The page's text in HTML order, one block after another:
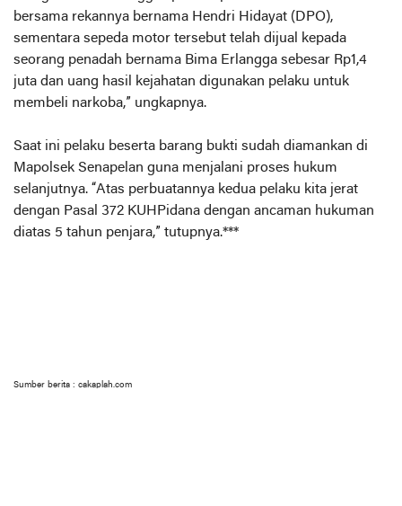
bersama rekannya bernama Hendri Hidayat (DPO),
sementara sepeda motor tersebut telah dijual kepada
seorang penadah bernama Bima Erlangga sebesar Rp1,4
juta dan uang hasil kejahatan digunakan pelaku untuk
membeli narkoba,” ungkapnya.
Saat ini pelaku beserta barang bukti sudah diamankan di
Mapolsek Senapelan guna menjalani proses hukum
selanjutnya. “Atas perbuatannya kedua pelaku kita jerat
dengan Pasal 372 KUHPidana dengan ancaman hukuman
diatas 5 tahun penjara,” tutupnya.***
Sumber berita : cakaplah.com